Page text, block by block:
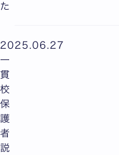
た
2025.06.27
一
貫
校
保
護
者
説